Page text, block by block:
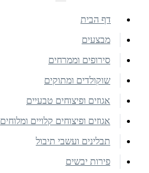
דף הבית
מבצעים
סירופים וממרחים
שוקולדים ומתוקים
אגוזים ופיצוחים טבעיים
אגוזים ופיצוחים קלויים ומלוחים
תבלינים ועשבי תיבול
פירות יבשים